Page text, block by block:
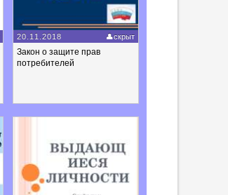
20.11.2018 скрыт
Закон о защите прав
потребителей